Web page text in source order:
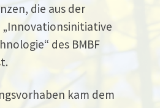
die aus der
des BMBF
kam dem